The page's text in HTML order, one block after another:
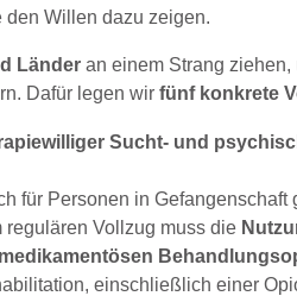
Willen dazu zeigen.
Länder an einem Strang ziehen,
Dafür legen wirfünf konkrete
Sucht- und
für Personen in Gefangenschaft
Vollzug muss die
einschließlich einer